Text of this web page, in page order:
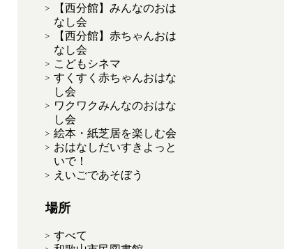
【西分館】みんなのおは
なし会
【西分館】赤ちゃんおは
なし会
こどもシネマ
すくすく赤ちゃんおはな
し会
ワクワクみんなのおはな
し会
絵本・紙芝居を楽しむ会
おはなしだいすきよっと
いで！
えいごであそぼう
場所
すべて